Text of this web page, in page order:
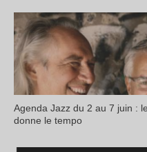
Agenda Jazz du 2 au 7 juin :
donne le tempo